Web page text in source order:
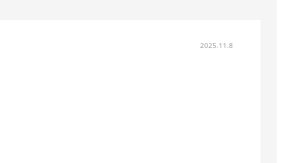
2025.11.8